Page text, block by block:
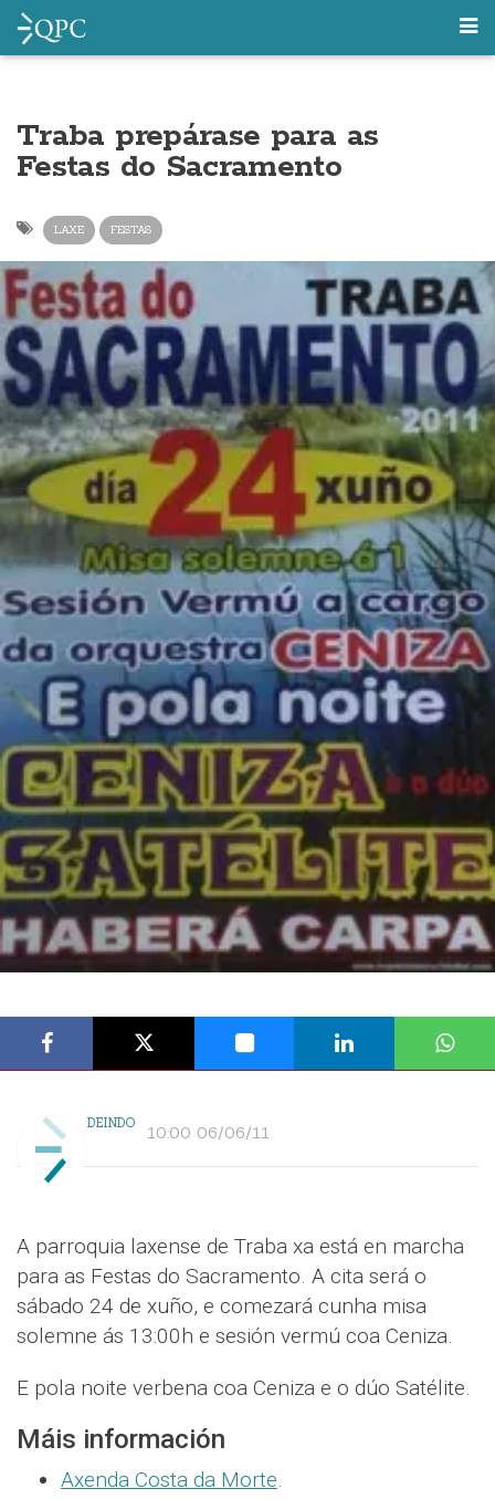
Traba prepárase para as
Festas do Sacramento
LAXE FESTAS
DEINDO 10:00 06/06/11
A parroquia laxense de Traba xa está en marcha
para as Festas do Sacramento. A cita será o
sábado 24 de xuño, e comezará cunha misa
solemne ás 13:00h e sesión vermú coa Ceniza.
E pola noite verbena coa Ceniza e o dúo Satélite.
Máis información
Axenda Costa da Morte.